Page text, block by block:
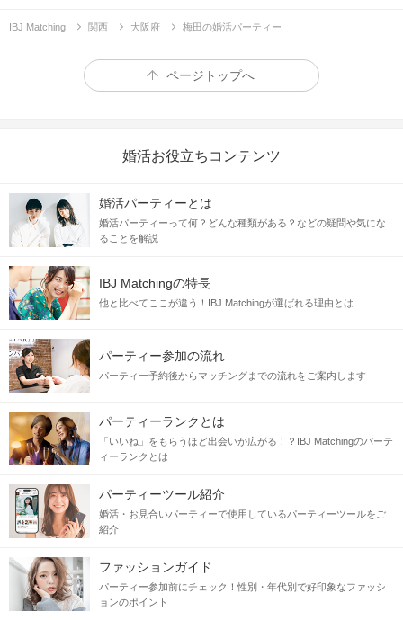
IBJ Matching 関西 大阪府 梅田の婚活パーティー
ページトップへ
婚活お役立ちコンテンツ
婚活パーティーとは
婚活パーティーって何？どんな種類がある？などの疑問や気にな
ることを解説
IBJ Matchingの特長
他と比べてここが違う！IBJ Matchingが選ばれる理由とは
パーティー参加の流れ
パーティー予約後からマッチングまでの流れをご案内します
パーティーランクとは
「いいね」をもらうほど出会いが広がる！？IBJ Matchingのパーテ
ィーランクとは
パーティーツール紹介
婚活・お見合いパーティーで使用しているパーティーツールをご
紹介
ファッションガイド
パーティー参加前にチェック！性別・年代別で好印象なファッシ
ョンのポイント